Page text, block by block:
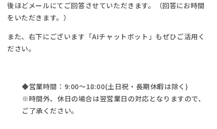
後ほどメールにてご回答させていただきます。（回答にお時間
をいただきます。）
また、右下にございます「AIチャットボット」もぜひご活用く
ださい。
◆営業時間：9:00～18:00(土日祝・長期休暇は除く)
※時間外、休日の場合は翌営業日の対応となりますので、
ご了承ください。